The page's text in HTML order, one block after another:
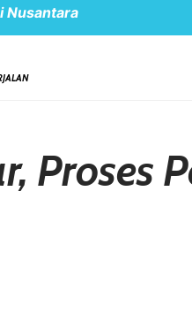
Nusantara
Proses